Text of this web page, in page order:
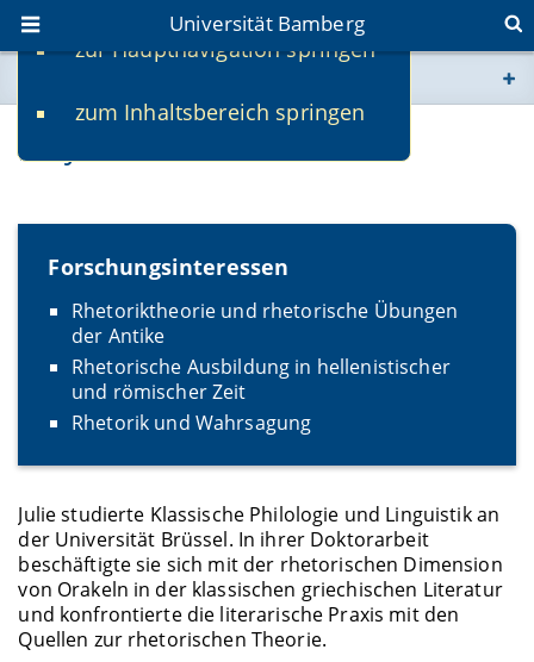
zur Hauptnavigation springen
zum Inhaltsbereich springen
Universität Bamberg
www.uni-bamberg.de
Dr. Julie Dainville
Forschungsinteressen
Rhetoriktheorie und rhetorische Übungen
der Antike
Rhetorische Ausbildung in hellenistischer
und römischer Zeit
Rhetorik und Wahrsagung
Julie studierte Klassische Philologie und Linguistik an
der Universität Brüssel. In ihrer Doktorarbeit
beschäftigte sie sich mit der rhetorischen Dimension
von Orakeln in der klassischen griechischen Literatur
und konfrontierte die literarische Praxis mit den
Quellen zur rhetorischen Theorie.